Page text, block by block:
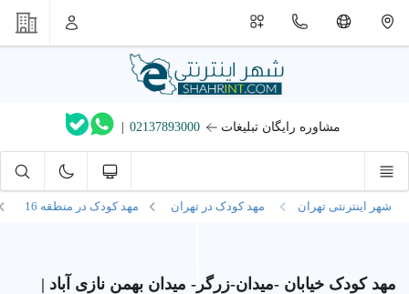
مشاوره رایگان تبلیغات 02137893000
|
شهر اینترنتی تهران مهد کودک در تهران مهد کودک در منطقه 16
مهد کودک خیابان -میدان-زرگر- میدان بهمن نازی آباد |